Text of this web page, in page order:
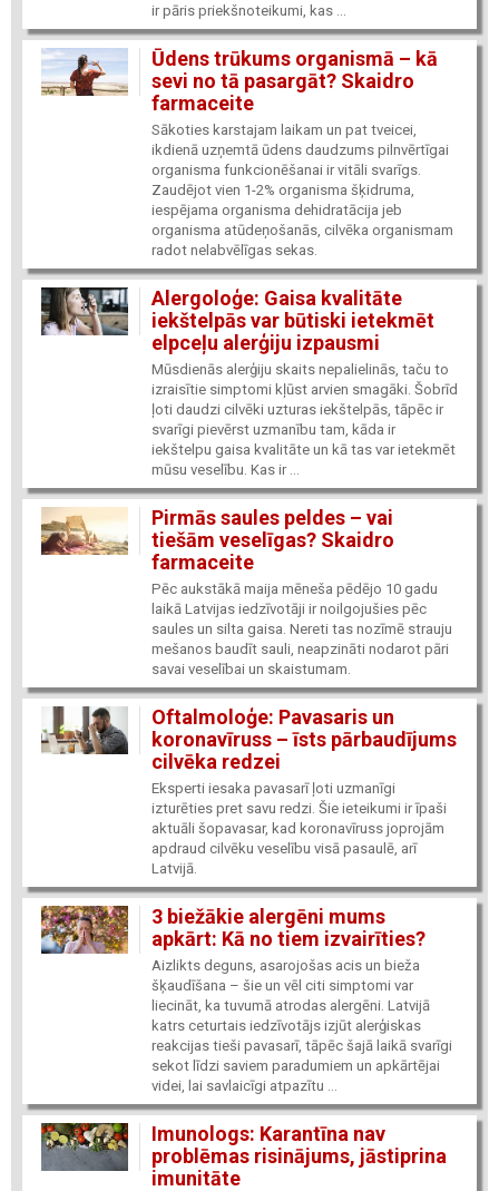
ir pāris priekšnoteikumi, kas ...
Ūdens trūkums organismā – kā
sevi no tā pasargāt? Skaidro
farmaceite
Sākoties karstajam laikam un pat tveicei,
ikdienā uzņemtā ūdens daudzums pilnvērtīgai
organisma funkcionēšanai ir vitāli svarīgs.
Zaudējot vien 1-2% organisma šķidruma,
iespējama organisma dehidratācija jeb
organisma atūdeņošanās, cilvēka organismam
radot nelabvēlīgas sekas.
Alergoloģe: Gaisa kvalitāte
iekštelpās var būtiski ietekmēt
elpceļu alerģiju izpausmi
Mūsdienās alerģiju skaits nepalielinās, taču to
izraisītie simptomi kļūst arvien smagāki. Šobrīd
ļoti daudzi cilvēki uzturas iekštelpās, tāpēc ir
svarīgi pievērst uzmanību tam, kāda ir
iekštelpu gaisa kvalitāte un kā tas var ietekmēt
mūsu veselību. Kas ir ...
Pirmās saules peldes – vai
tiešām veselīgas? Skaidro
farmaceite
Pēc aukstākā maija mēneša pēdējo 10 gadu
laikā Latvijas iedzīvotāji ir noilgojušies pēc
saules un silta gaisa. Nereti tas nozīmē strauju
mešanos baudīt sauli, neapzināti nodarot pāri
savai veselībai un skaistumam.
Oftalmoloģe: Pavasaris un
koronavīruss – īsts pārbaudījums
cilvēka redzei
Eksperti iesaka pavasarī ļoti uzmanīgi
izturēties pret savu redzi. Šie ieteikumi ir īpaši
aktuāli šopavasar, kad koronavīruss joprojām
apdraud cilvēku veselību visā pasaulē, arī
Latvijā.
3 biežākie alergēni mums
apkārt: Kā no tiem izvairīties?
Aizlikts deguns, asarojošas acis un bieža
šķaudīšana – šie un vēl citi simptomi var
liecināt, ka tuvumā atrodas alergēni. Latvijā
katrs ceturtais iedzīvotājs izjūt alerģiskas
reakcijas tieši pavasarī, tāpēc šajā laikā svarīgi
sekot līdzi saviem paradumiem un apkārtējai
videi, lai savlaicīgi atpazītu ...
Imunologs: Karantīna nav
problēmas risinājums, jāstiprina
imunitāte